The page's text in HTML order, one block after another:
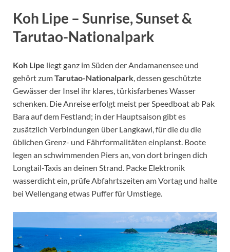
Koh Lipe – Sunrise, Sunset &
Tarutao-Nationalpark
Koh Lipe liegt ganz im Süden der Andamanensee und
gehört zumTarutao-Nationalpark, dessen geschützte
Gewässer der Insel ihr klares, türkisfarbenes Wasser
schenken. Die Anreise erfolgt meist per Speedboat ab Pak
Bara auf dem Festland; in der Hauptsaison gibt es
zusätzlich Verbindungen über Langkawi, für die du die
üblichen Grenz- und Fährformalitäten einplanst. Boote
legen an schwimmenden Piers an, von dort bringen dich
Longtail-Taxis an deinen Strand. Packe Elektronik
wasserdicht ein, prüfe Abfahrtszeiten am Vortag und halte
bei Wellengang etwas Puffer für Umstiege.